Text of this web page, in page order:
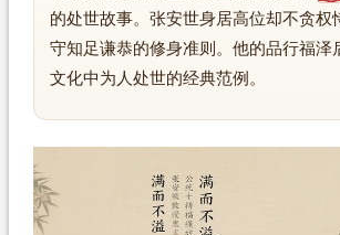
的处世故事。张安世身居高位却不贪权
守知足谦恭的修身准则。他的品行福泽
文化中为人处世的经典范例。